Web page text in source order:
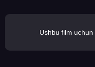
Ushbu film uchun